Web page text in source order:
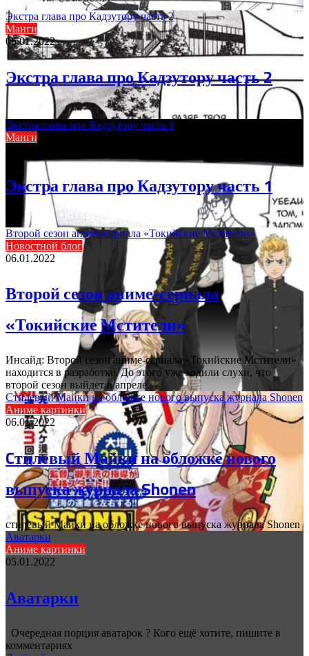
Экстра глава про Кадзутору часть 2
Манги
06.01.2022
Экстра глава про Кадзутору часть 2
Экстра глава про Кадзутору часть 1
Манги
Экстра глава про Кадзутору часть 1
Второй сезон аниме-сериала «Токийские Мстители»
Новостной блог
06.01.2022
Второй сезон аниме-сериала
«Токийские Мстители»
Инсайд: Второй сезон аниме-сериала «Токийские Мстители»
находится в разработке. До этого уже ходили слухи, что
второй сезон выйдет в апреле…
Cтилевый Майки на обложке нового выпуска журнала Shonen
Аниме картинки
06.01.2022
Cтилевый Майки на обложке нового
выпуска журнала Shonen
стилевый Майки на обложке нового выпуска журнала Shonen
Аватарки
Аниме картинки
05.01.2022
Аватарки
Очередная порция аватарок ? Кого ещё хотите, пишите в
комментариях